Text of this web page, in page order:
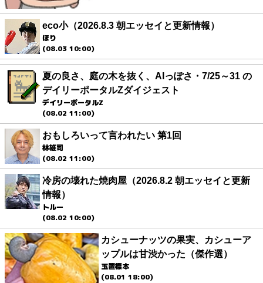
eco小（2026.8.3 朝エッセイと更新情報）
ほり
(08.03 10:00)
夏の良さ、庭の木を抜く、AIっぽさ・7/25～31 の
デイリーポータルZダイジェスト
デイリーポータルZ
(08.02 11:00)
おもしろいって言われたい 第1回
林雄司
(08.02 11:00)
冷房の壊れた焼肉屋（2026.8.2 朝エッセイと更新
情報）
トルー
(08.02 10:00)
カシューナッツの果実、カシューア
ップルは甘渋かった（傑作選）
玉置標本
(08.01 18:00)